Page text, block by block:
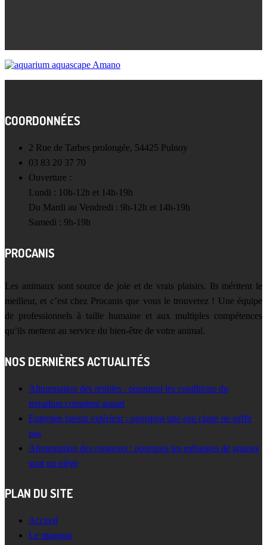
COORDONNÉES
2 Rue de Tarbes prolongée, 54425 Pulnoy
03 83 20 37 70
Ouverture :
Lundi : 10h-12h et 14h-19h
Du Mardi au Vendredi : 9h-12h et 14h-19h
Samedi : 9h-19h
PROCANIS
Les animaux sont source de joie et de vrais plaisirs. Ils méritent le
meilleur, et c’est chez Procanis que vous le trouverez ! Une équipe
de professionnels à taille humaine et aux multiples compétences
qu’ils mettent au service du bien-être de votre animal.
NOS DERNIÈRES ACTUALITÉS
Alimentation des reptiles : pourquoi les conditions du
terrarium comptent autant
Entretien bassin extérieur : pourquoi une eau claire ne suffit
pas
Alimentation des rongeurs : pourquoi les mélanges de graines
sont un piège
PLAN DU SITE
Accueil
Le magasin